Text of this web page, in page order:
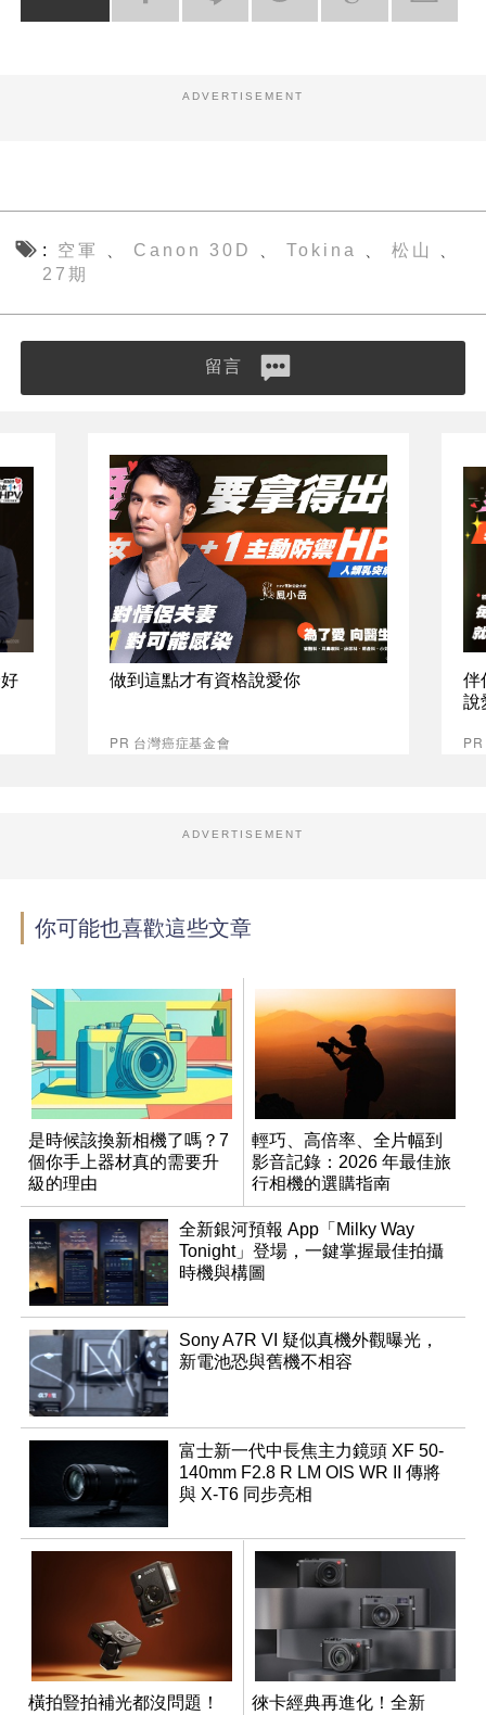
ADVERTISEMENT
空軍 Canon 30D Tokina 松山
27期
留言
做到這點才有資格說愛你
PR 台灣癌症基金會
伴
說
ADVERTISEMENT
你可能也喜歡這些文章
是時候該換新相機了嗎？7
個你手上器材真的需要升
級的理由
輕巧、高倍率、全片幅到
影音記錄：2026 年最佳旅
行相機的選購指南
全新銀河預報 App「Milky Way
Tonight」登場，一鍵掌握最佳拍攝
時機與構圖
Sony A7R VI 疑似真機外觀曝光，
新電池恐與舊機不相容
富士新一代中長焦主力鏡頭 XF 50-
140mm F2.8 R LM OIS WR II 傳將
與 X-T6 同步亮相
橫拍豎拍補光都沒問題！ 徠卡經典再進化！全新